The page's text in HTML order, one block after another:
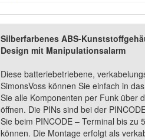
Silberfarbenes ABS-
Design mit Manipulationsalarm
Diese batteriebetriebene,
SimonsVoss können Sie einfach in
Sie alle Komponenten per Funk über
öffnen. Die PINs sind bei der
Sie beim PINCODE – Terminal bis zu
können. Die Montage erfolgt als